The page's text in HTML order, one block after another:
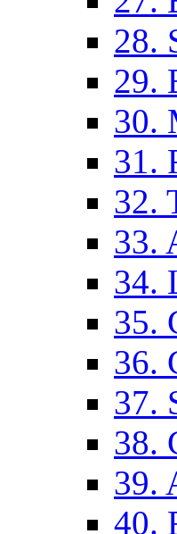
28.
29.
30.
31.
32.
33.
34.
35.
36.
37.
38.
39.
40.